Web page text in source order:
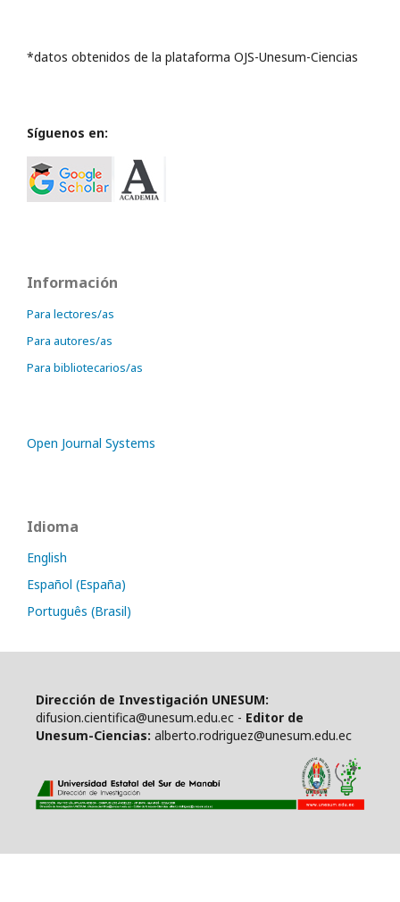
*datos obtenidos de la plataforma OJS-Unesum-Ciencias
Síguenos en:
Información
Para lectores/as
Para autores/as
Para bibliotecarios/as
Open Journal Systems
Idioma
English
Español (España)
Português (Brasil)
Dirección de Investigación UNESUM:
difusion.cientifica@unesum.edu.ec - Editor de
Unesum-Ciencias: alberto.rodriguez@unesum.edu.ec